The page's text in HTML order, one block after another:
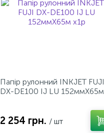
Папір рулонний INKJET FUJI
DX-DE100 IJ LU 152ммX65м
2 254 грн. / шт